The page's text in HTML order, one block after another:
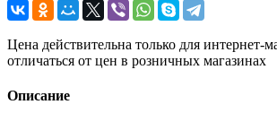
Цена действительна только для интернет-
отличаться от цен в розничных магазинах
Описание